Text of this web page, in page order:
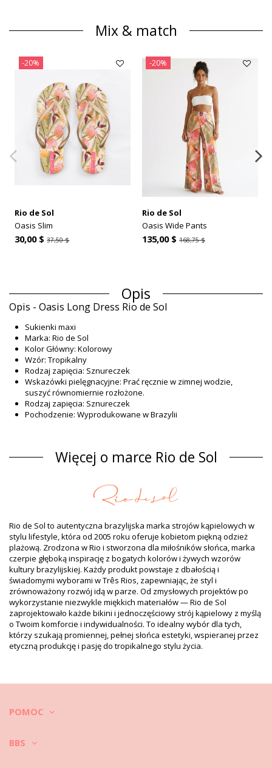
Mix & match
-20%
Rio de Sol
Oasis Slim
30,00 $37,50 $
-20%
Rio de Sol
Oasis Wide Pants
135,00 $ 168,75 $
Opis
Opis - Oasis Long Dress Rio de Sol
Sukienki maxi
Marka: Rio de Sol
Kolor Główny: Kolorowy
Wzór: Tropikalny
Rodzaj zapięcia: Sznureczek
Wskazówki pielęgnacyjne: Prać ręcznie w zimnej wodzie,
suszyć równomiernie rozłożone.
Rodzaj zapięcia: Sznureczek
Pochodzenie: Wyprodukowane w Brazylii
Materiał
Materiał: 100% Nylon
Informacja o produkcie
Rodzaj: Kobieta, Sukienki maxi
nie są częścią produktu)
HS CODE (Kod celny): 611430
SKU: 1987002691
EAN: Rozmiar uniwersalny (7899810298898)
Waga: 600g / 1.32lb / 21.16oz
Wzór może różnić się w zależności od cięcia materiału
Zdjęcia retuszowane.
Instrukcja prania
Wskazówki jak dbać o: Rio de Sol Oasis Long Dress
Jak dbać o odzież plażową?
1. Wychodząc z plaży zawsze wytrzep z ubrań piasek. Wytrzep go
rozluźnią się a uwięziony w nich piasek powinien znaleźć się na dni
Więcej o marce Rio de Sol
Rio de Sol to autentyczna brazylijska marka strojów kąpielowych w
stylu lifestyle, która od 2005 roku oferuje kobietom piękną odzież
plażową. Zrodzona w Rio i stworzona dla miłośników słońca, marka
czerpie głęboką inspirację z bogatych kolorów i żywych wzorów
kultury brazylijskiej. Każdy produkt powstaje z dbałością i
świadomymi wyborami w Três Rios, zapewniając, że styl i
zrównoważony rozwój idą w parze. Od zmysłowych projektów po
wykorzystanie niezwykle miękkich materiałów — Rio de Sol
zaprojektowało każde bikini i jednoczęściowy strój kąpielowy z myślą
o Twoim komforcie i indywidualności. To idealny wybór dla tych,
którzy szukają promiennej, pełnej słońca estetyki, wspieranej przez
etyczną produkcję i pasję do tropikalnego stylu życia.
POMOC
BBS